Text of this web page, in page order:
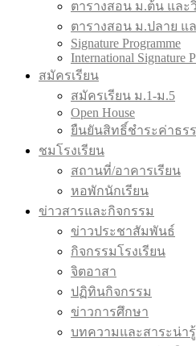
ตารางสอน ม.ต้น และ
ตารางสอน ม.ปลาย แ
Signature Programme
International Signature
สมัครเรียน
สมัครเรียน ม.1-ม.5
Open House
ยืนยันสิทธิ์ชำระค่าธร
ชมโรงเรียน
สถานที่/อาคารเรียน
หอพักนักเรียน
ข่าวสารและกิจกรรม
ข่าวประชาสัมพันธ์
กิจกรรมโรงเรียน
จิตอาสา
ปฏิทินกิจกรรม
ข่าวการศึกษา
บทความและสาระน่ารู้